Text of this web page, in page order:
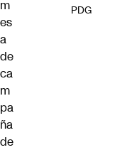
m
es
a
de
ca
m
pa
ña
de
PDG